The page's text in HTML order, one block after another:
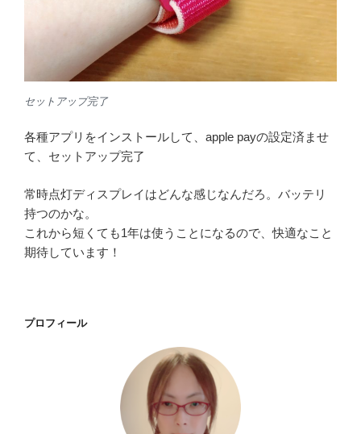
セットアップ完了
各種アプリをインストールして、apple payの設定済ませ
て、セットアップ完了
常時点灯ディスプレイはどんな感じなんだろ。バッテリ
持つのかな。
これから短くても1年は使うことになるので、快適なこと
期待しています！
プロフィール